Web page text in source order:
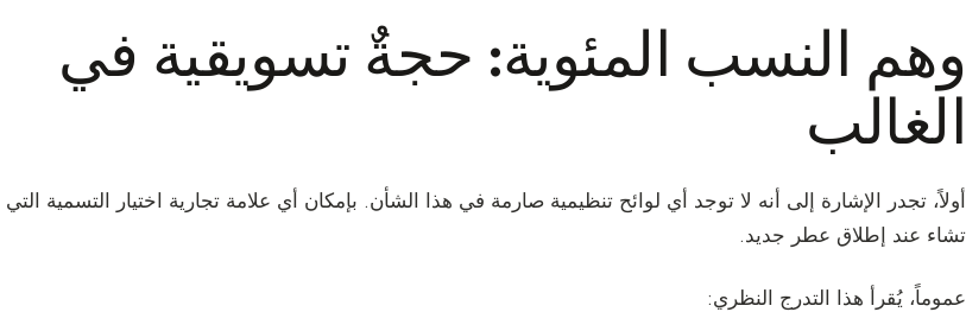
وهم النسب المئوية: حجةٌ تسويقية في
الغالب
أولاً، تجدر الإشارة إلى أنه لا توجد أي لوائح تنظيمية صارمة في هذا الشأن. بإمكان أي علامة تجارية اختيار التسمية التي
تشاء عند إطلاق عطر جديد.
عموماً، يُقرأ هذا التدرج النظري: